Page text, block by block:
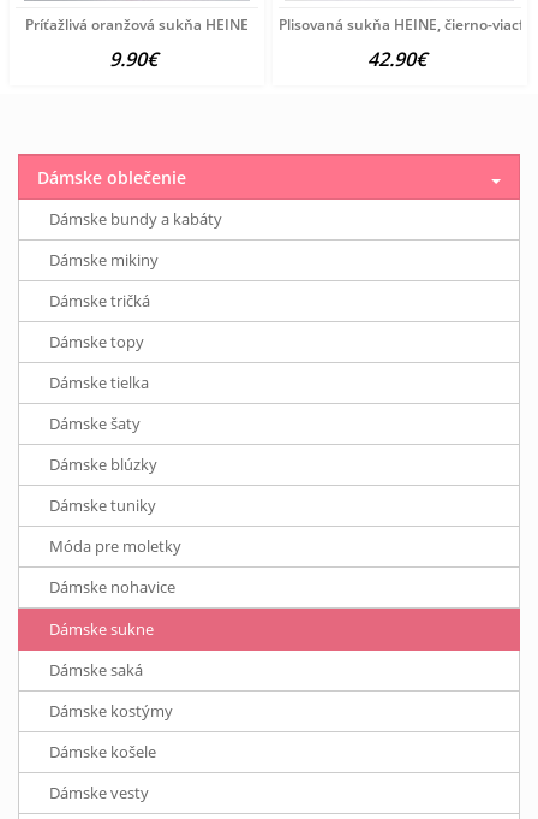
Príťažlivá oranžová sukňa HEINE
9.90€
Plisovaná sukňa HEINE, čierno-
42.90€
Dámske oblečenie
Dámske bundy a kabáty
Dámske mikiny
Dámske tričká
Dámske topy
Dámske tielka
Dámske šaty
Dámske blúzky
Dámske tuniky
Móda pre moletky
Dámske nohavice
Dámske sukne
Dámske saká
Dámske kostýmy
Dámske košele
Dámske vesty